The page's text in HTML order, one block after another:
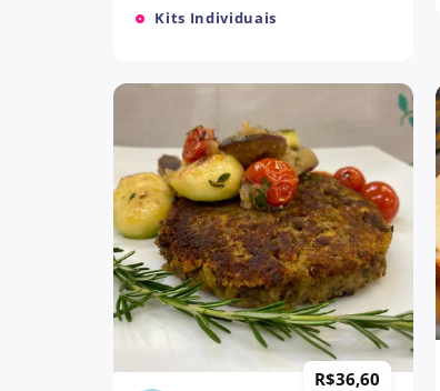
Kits Individuais
R$36,60